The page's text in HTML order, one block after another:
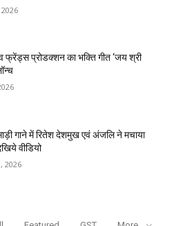
फ्रेंड्स प्रोडक्शन का भक्ति गीत ‘जय श्री
गाने में रितेश देशमुख एवं अंजलि ने मचाया
वीडियो
2026